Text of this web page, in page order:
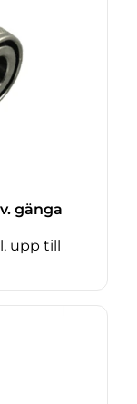
gänga
upp till